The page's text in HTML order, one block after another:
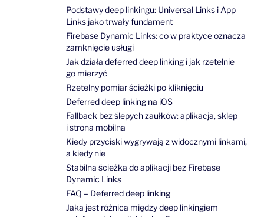
Podstawy deep linkingu: Universal Links i App
Links jako trwały fundament
Firebase Dynamic Links: co w praktyce oznacza
zamknięcie usługi
Jak działa deferred deep linking i jak rzetelnie
go mierzyć
Rzetelny pomiar ścieżki po kliknięciu
Deferred deep linking na iOS
Fallback bez ślepych zaułków: aplikacja, sklep
i strona mobilna
Kiedy przyciski wygrywają z widocznymi linkami,
a kiedy nie
Stabilna ścieżka do aplikacji bez Firebase
Dynamic Links
FAQ – Deferred deep linking
Jaka jest różnica między deep linkingiem